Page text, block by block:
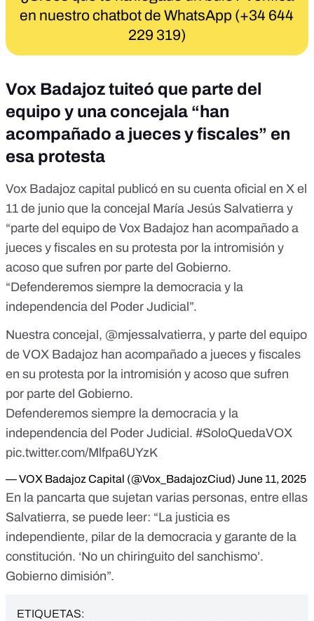
en nuestro chatbot de WhatsApp (+34 644
229 319)
Vox Badajoz tuiteó que parte del
equipo y una concejala “han
acompañado a jueces y fiscales” en
esa protesta
Vox Badajoz capital publicó en su cuenta oficial en X el
11 de junio que la concejal María Jesús Salvatierra y
“parte del equipo de Vox Badajoz han acompañado a
jueces y fiscales en su protesta por la intromisión y
acoso que sufren por parte del Gobierno.
“Defenderemos siempre la democracia y la
independencia del Poder Judicial”.
Nuestra concejal, @mjessalvatierra, y parte del equipo
de VOX Badajoz han acompañado a jueces y fiscales
en su protesta por la intromisión y acoso que sufren
por parte del Gobierno.
Defenderemos siempre la democracia y la
independencia del Poder Judicial. #SoloQuedaVOX
pic.twitter.com/Mlfpa6UYzK
— VOX Badajoz Capital (@Vox_BadajozCiud) June 11, 2025
En la pancarta que sujetan varias personas, entre ellas
Salvatierra, se puede leer: “La justicia es
independiente, pilar de la democracia y garante de la
constitución. ‘No un chiringuito del sanchismo’.
Gobierno dimisión”.
ETIQUETAS: